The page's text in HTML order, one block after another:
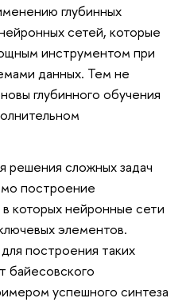
глубинных
сетей, которые
инструментом при
данных. Тем не
глубинного обучения
решения сложных задач
построение
которых нейронные сети
элементов.
построения таких
байесовского
успешного синтеза